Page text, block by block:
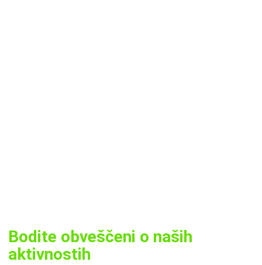
Bodite obveščeni o naših
aktivnostih